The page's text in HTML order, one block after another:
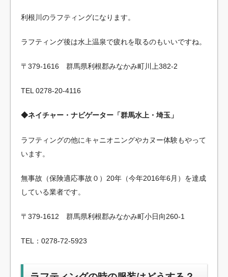
利根川のラフティングになります。
ラフティング後は水上温泉で疲れを取るのもいいですね。
〒379-1616 群馬県利根郡みなかみ町川上382-2
TEL 0278-20-4116
◆ネイチャー・ナビゲーター「群馬水上・埼玉」
ラフティングの他にキャニオニングやカヌー体験もやって
います。
無事故（保険適応事故０）20年（今年2016年6月）を達成
している業者です。
〒379-1612 群馬県利根郡みなかみ町小日向260-1
TEL：0278-72-5923